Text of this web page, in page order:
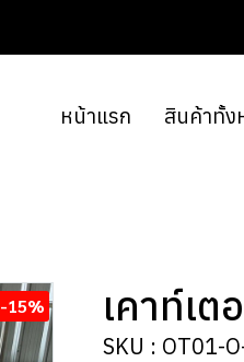
หน้าแรก สินค้าทั้ง
-15% เคาท์เต
SKU : OT01-